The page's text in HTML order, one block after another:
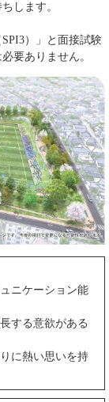
します。
）」と面接試験
要ありません。
ニケーション能
する意欲がある
に熱い思いを持